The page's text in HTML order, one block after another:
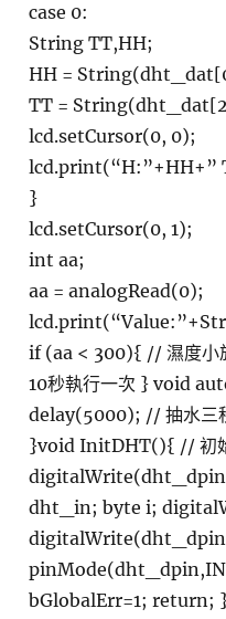
case 0:
String TT,HH;
HH =
TT =
lcd.setCursor(0, 0);
lcd.print(“H:”+HH+”
}
lcd.setCursor(0, 1);
int aa;
aa = analogRead(0);
if (aa < 300){ // 濕度
10秒執行一次 } void
delay(5000); // 抽水三
}void InitDHT(){ // 初
dht_in; byte i;
bGlobalErr=1; return;